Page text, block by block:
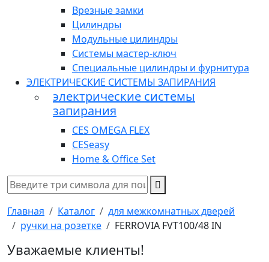
Врезные замки
Цилиндры
Модульные цилиндры
Системы мастер-ключ
Специальные цилиндры и фурнитура
ЭЛЕКТРИЧЕСКИЕ СИСТЕМЫ ЗАПИРАНИЯ
электрические системы
запирания
CES OMEGA FLEX
CESeasy
Home & Office Set
Главная Каталог
для межкомнатных дверей
ручки на розетке
FERROVIA FVT100/48 IN
Уважаемые клиенты!